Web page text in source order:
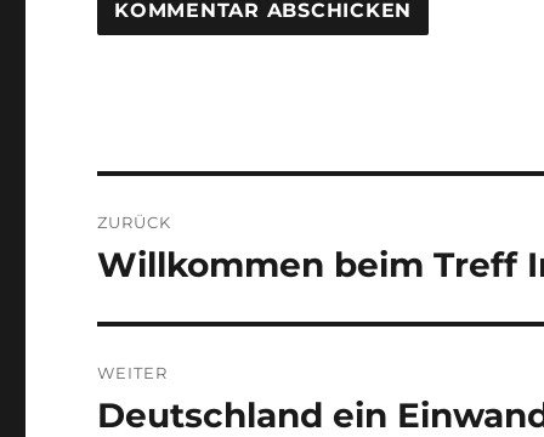
ZURÜCK
Vorheriger
Willkommen beim Treff
WEITER
Nächster
Deutschland ein